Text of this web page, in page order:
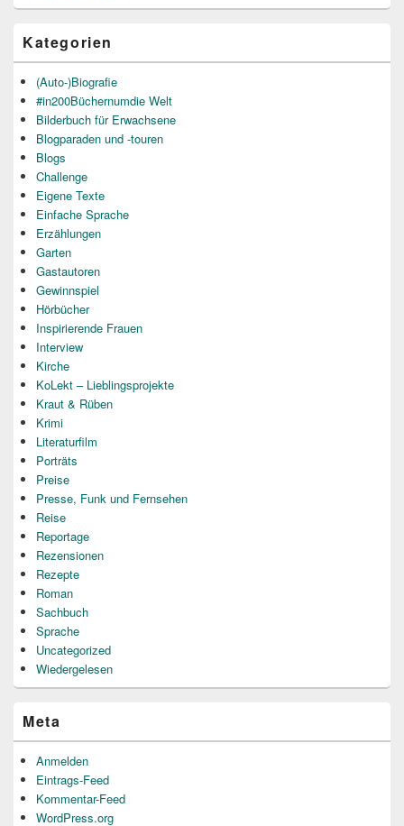
Kategorien
(Auto-)Biografie
#in200Büchernumdie Welt
Bilderbuch für Erwachsene
Blogparaden und -touren
Blogs
Challenge
Eigene Texte
Einfache Sprache
Erzählungen
Garten
Gastautoren
Gewinnspiel
Hörbücher
Inspirierende Frauen
Interview
Kirche
KoLekt – Lieblingsprojekte
Kraut & Rüben
Krimi
Literaturfilm
Porträts
Preise
Presse, Funk und Fernsehen
Reise
Reportage
Rezensionen
Rezepte
Roman
Sachbuch
Sprache
Uncategorized
Wiedergelesen
Meta
Anmelden
Eintrags-Feed
Kommentar-Feed
WordPress.org